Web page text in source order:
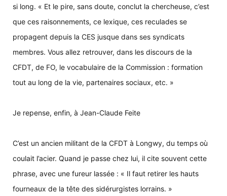
si long. « Et le pire, sans doute, conclut la chercheuse, c’est
que ces raisonnements, ce lexique, ces reculades se
propagent depuis la CES jusque dans ses syndicats
membres. Vous allez retrouver, dans les discours de la
CFDT, de FO, le vocabulaire de la Commission : formation
tout au long de la vie, partenaires sociaux, etc. »
Je repense, enfin, à Jean-Claude Feite
C’est un ancien militant de la CFDT à Longwy, du temps où
coulait l’acier. Quand je passe chez lui, il cite souvent cette
phrase, avec une fureur lassée : « Il faut retirer les hauts
fourneaux de la tête des sidérurgistes lorrains. »